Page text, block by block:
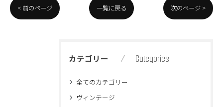
< 前のページ 一覧に戻る 次のページ >
カテゴリー Categories
全てのカテゴリー
ヴィンテージ